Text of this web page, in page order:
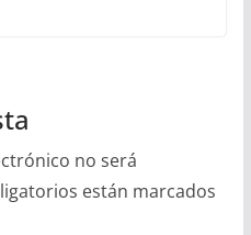
no será
están marcados